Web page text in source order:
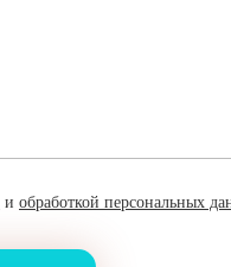
и обработкой персональных